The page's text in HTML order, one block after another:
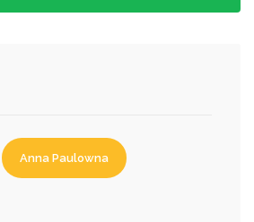
Anna Paulowna